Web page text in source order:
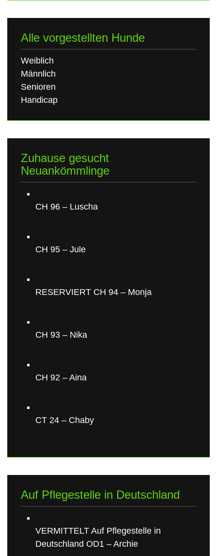
Alle vorgestellten Hunde
Weiblich
Männlich
Senioren
Handicap
Zuhause gesucht
Neuankömmlinge
CH 96 – Luscha
CH 95 – Jule
RESERVIERT CH 94 – Monja
CH 93 – Nika
CH 92 – Aina
CT 24 – Chaby
Auf Pflegestelle in Deutschland
VERMITTELT Auf Pflegestelle in
Deutschland OD1 – Archie